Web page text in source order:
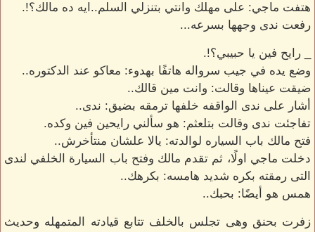
هتفت ماجي: على مهلك وانتي بتنزلي السلم..ايه ده مالك؟!.
رفعت ندى وجهها بسرعه...
_ رايح فين يا حبيبي؟!.
وضع يده في جيب سرواله هاتفًا بهدوء: معاكو عند الدكتوره..
ضيقت عيناها وقالت: وانت مين قالك..
أشار على ندى الواقفه خلفها ترمقه بضيق: ندى..
تفاجئت ندى وقالت بتلعثم: هو سألني رايحين فين وكده.
فتح مالك باب السياره لوالدته: يالا علشان منتأخرش..
دخلت ماجي اولًا، ثم تقدم مالك وفتح باب السيارة الخلفي لندى
التى رمقته بكره شديد هامسه: بكرهك..
همس هو أيضًا: بحبك..
زفرت بحنق وهى تجلس بالخلف تتابع قيادته المتمهله وحديث